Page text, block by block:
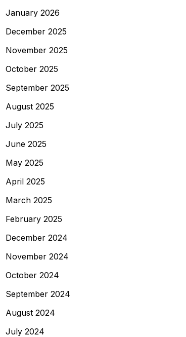
January 2026
December 2025
November 2025
October 2025
September 2025
August 2025
July 2025
June 2025
May 2025
April 2025
March 2025
February 2025
December 2024
November 2024
October 2024
September 2024
August 2024
July 2024